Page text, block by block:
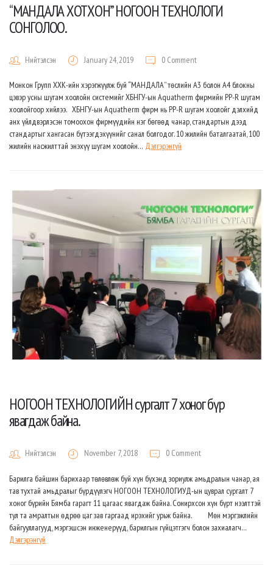
“МАНДАЛА ХОТХОН” НОГООН ТЕХНОЛОГИ
СОНГОЛОО.
Нийтэлсэн January 24, 2019 0 Comment
Монкон Групп ХХК-ийн хэрэгжүүлж буй “МАНДАЛА” төслийн А3 болон А4 блокны
цэвэр усны шугам хоолойн системийг ХБНГУ-ын Aquatherm фирмийн PP-R шугам
хоолойгоор хийлээ. ХБНГУ-ын Aquatherm фирм нь PP-R шугам хоолойг дэлхийд
анх үйлдвэрлэсэн томоохон фирмүүдийн нэг бөгөөд чанар, стандартын дээд
стандартыг хангасан бүтээгдэхүүнийг санал болгодог. 10 жилийн баталгаатай, 100
жилийн насжилттай энэхүү шугам хоолойн… Дэлгэрэнгүй
НОГООН ТЕХНОЛОГИЙН сургалт 7 хоног бүр
явагдаж байна.
Нийтэлсэн November 7, 2018 0 Comment
Барилга байшин барихаар төлөвлөж буй хүн бүхэнд зориулж амьдралын чанар, ая
тав тухтай амьдралыг бүрдүүлэгч НОГООН ТЕХНОЛОГИУД-ын цуврал сургалт 7
хоног бүрийн Бямба гарагт 11 цагаас явагдаж байна. Сонирхсон хүн бүрт нээлттэй
тул та амралтын өдрөө цаг зав гаргаад ирэхийг урьж байна. Мөн мэргэжлийн
байгууллагууд, мэргэшсэн инженерүүд, барилгын гүйцэтгэгч болон захиалагч…
Дэлгэрэнгүй